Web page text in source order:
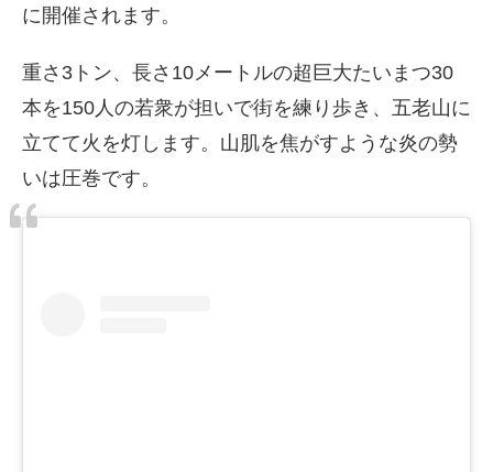
に開催されます。
重さ3トン、長さ10メートルの超巨大たいまつ30
本を150人の若衆が担いで街を練り歩き、五老山に
立てて火を灯します。山肌を焦がすような炎の勢
いは圧巻です。